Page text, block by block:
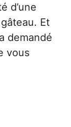
d’une
Et
demandé
vous